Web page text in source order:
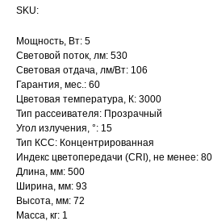
SKU:
Мощность, Вт: 5
Световой поток, лм: 530
Световая отдача, лм/Вт: 106
Гарантия, мес.: 60
Цветовая температура, К: 3000
Тип рассеивателя: Прозрачный
Угол излучения, °: 15
Тип КСС: Концентрированная
Индекс цветопередачи (CRI), не менее: 80
Длина, мм: 500
Ширина, мм: 93
Высота, мм: 72
Масса, кг: 1